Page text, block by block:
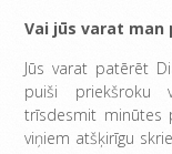
Vai jūs varat
Jūs varat patērēt
puiši priekšroku
trīsdesmit minūtes
viņiem atšķirīgu